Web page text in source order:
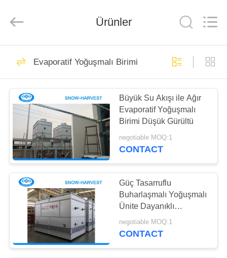
ÜRÜN:%
HAKKIMIZDA
FABRIKA
TURU
KALITE
KONTROL
Reserved.
Soğutma
Kompresörü Ünitesi
Soğutma Yoğuşmalı
Ünitesi
19
Ürünler
Evaporatif Yoğuşmalı Birimi
Büyük Su Akışı ile Ağır
Evaporatif Yoğuşmalı
Birimi Düşük Gürültü
negotiable MOQ:1
CONTACT
Güç Tasarruflu
Buharlaşmalı Yoğuşmalı
Ünite Dayanıklı
Buharlaşmalı Soğutmalı
Kondenser
negotiable MOQ:1
CONTACT